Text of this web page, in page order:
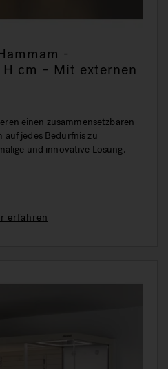
-
cm – Mit externen
einen zusammensetzbaren
jedes Bedürfnis zu
und innovative Lösung.
erfahren